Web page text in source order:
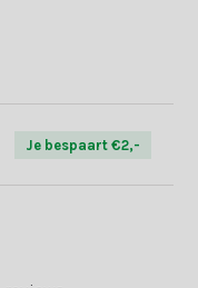
Je bespaart €2,-